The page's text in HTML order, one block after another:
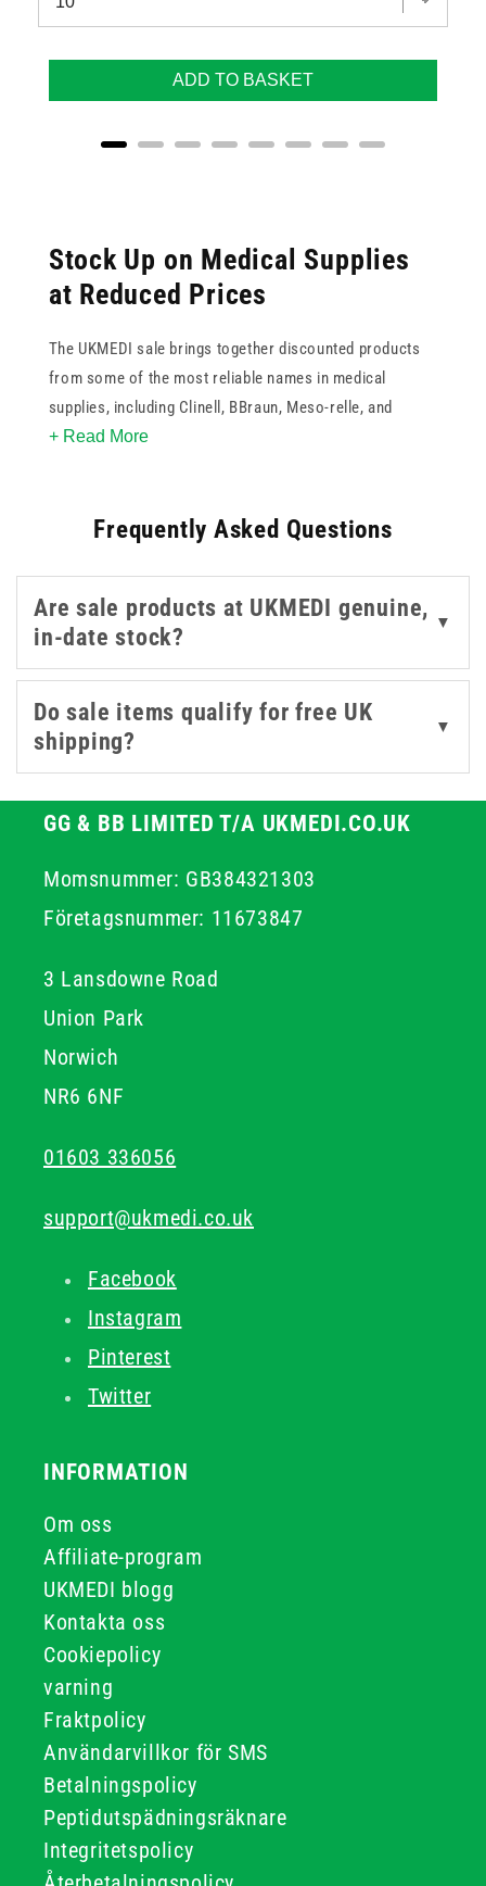
ADD TO BASKET
Stock Up on Medical Supplies
at Reduced Prices
The UKMEDI sale brings together discounted products
from some of the most reliable names in medical
supplies, including Clinell, BBraun, Meso-relle, and
Teqler. Whether you are restocking consumables for a
costs without compromising on quality. All products are
recommend you order promptly as sale items are
subject to stock availability.
+ Read More
Frequently Asked Questions
Are sale products at UKMEDI genuine,
in-date stock?
▼
Do sale items qualify for free UK
shipping?
▼
GG & BB LIMITED T/A UKMEDI.CO.UK
Momsnummer: GB384321303
Företagsnummer: 11673847
3 Lansdowne Road
Union Park
Norwich
NR6 6NF
01603 336056
support@ukmedi.co.uk
Facebook
Instagram
Pinterest
Twitter
INFORMATION
Om oss
Affiliate-program
UKMEDI blogg
Kontakta oss
Cookiepolicy
varning
Fraktpolicy
Användarvillkor för SMS
Betalningspolicy
Peptidutspädningsräknare
Integritetspolicy